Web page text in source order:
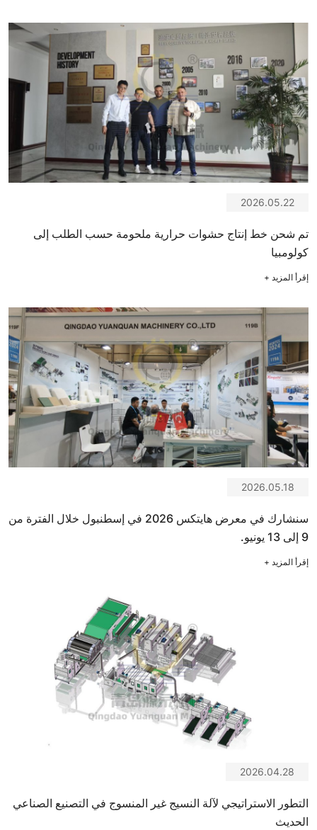
2026.05.22
تم شحن خط إنتاج حشوات حرارية ملحومة حسب الطلب إلى
كولومبيا
إقرأ المزيد +
2026.05.18
سنشارك في معرض هايتكس 2026 في إسطنبول خلال الفترة من
9 إلى 13 يونيو.
إقرأ المزيد +
2026.04.28
التطور الاستراتيجي لآلة النسيج غير المنسوج في التصنيع الصناعي
الحديث